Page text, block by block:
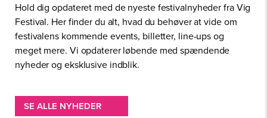
Hold dig opdateret med de nyeste festivalnyheder fra Vig
Festival. Her finder du alt, hvad du behøver at vide om
festivalens kommende events, billetter, line-ups og
meget mere. Vi opdaterer løbende med spændende
nyheder og eksklusive indblik.
SE ALLE NYHEDER